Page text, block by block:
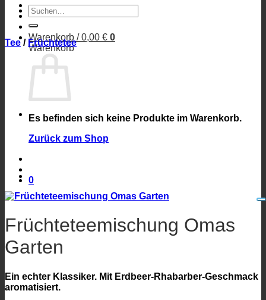
Warenkorb /0,00 € 0
Warenkorb
Es befinden sich keine Produkte im Warenkorb.
Zurück zum Shop
0
Suchen
nach:
Tee / Früchtetee
Früchteteemischung Omas
Garten
Ein echter Klassiker. Mit Erdbeer-Rhabarber-Geschmack
aromatisiert.